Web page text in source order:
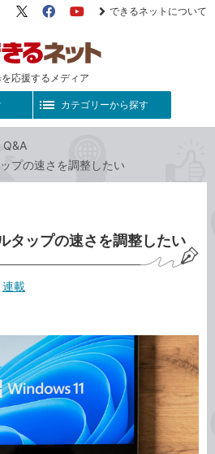
応援するメディア
X（旧
FacebookYouTube
できるネットについて
カテゴリーから探す
Q&A
プの速さを調整したい
タップの速さを調整したい
連載